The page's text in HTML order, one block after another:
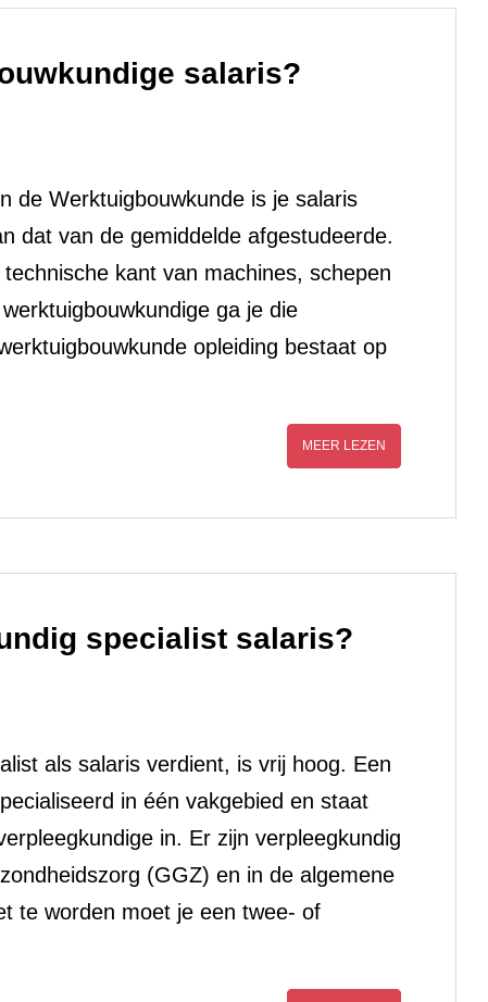
salaris?
de Werktuigbouwkunde is je salaris
dat van de gemiddelde afgestudeerde.
kant van machines, schepen
ga je die
opleiding bestaat op
MEER LEZEN
specialist salaris?
als salaris verdient, is vrij hoog. Een
in één vakgebied en staat
in. Er zijn verpleegkundig
(GGZ) en in de algemene
te worden moet je een twee- of